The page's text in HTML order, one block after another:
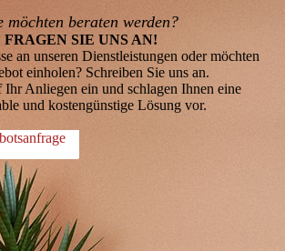
möchten beraten werden?
FRAGEN SIE UNS AN!
an unseren Dienstleistungen oder möchten
einholen? Schreiben Sie uns an.
Ihr Anliegen ein und schlagen Ihnen eine
und kostengünstige Lösung vor.